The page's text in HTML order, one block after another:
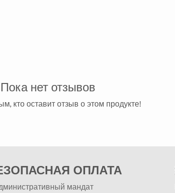
Пока нет отзывов
кто оставит отзыв о этом продукте!
ОПЛАТА
мандат